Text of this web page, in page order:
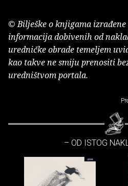
© Bilješke o knjigama izrađene
informacija dobivenih od
uredničke obrade temeljem
kao takve ne smiju prenositi
uredništvom portala.
– OD ISTOG